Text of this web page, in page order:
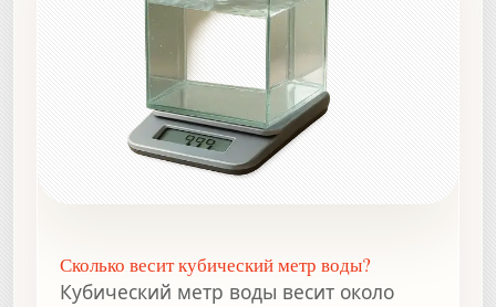
Сколько весит кубический метр воды?
Кубический метр воды весит около